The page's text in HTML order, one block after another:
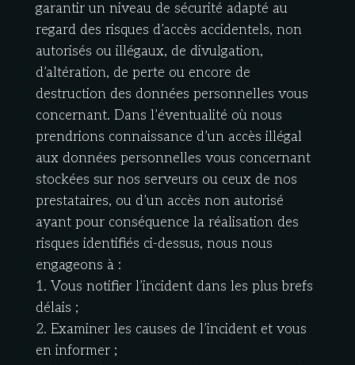
garantir un niveau de sécurité adapté au
regard des risques d’accès accidentels, non
autorisés ou illégaux, de divulgation,
d’altération, de perte ou encore de
destruction des données personnelles vous
concernant. Dans l’éventualité où nous
prendrions connaissance d’un accès illégal
aux données personnelles vous concernant
stockées sur nos serveurs ou ceux de nos
prestataires, ou d’un accès non autorisé
ayant pour conséquence la réalisation des
risques identifiés ci-dessus, nous nous
engageons à :
1. Vous notifier l’incident dans les plus brefs
délais ;
2. Examiner les causes de l’incident et vous
en informer ;